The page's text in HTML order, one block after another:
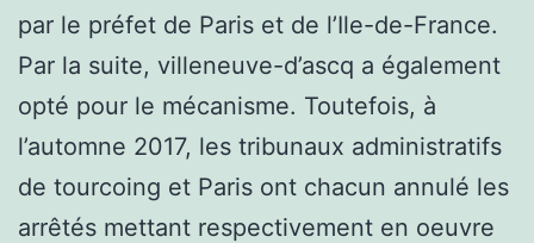
par le préfet de Paris et de l’Ile-de-France.
Par la suite, villeneuve-d’ascq a également
opté pour le mécanisme. Toutefois, à
l’automne 2017, les tribunaux administratifs
de tourcoing et Paris ont chacun annulé les
arrêtés mettant respectivement en oeuvre